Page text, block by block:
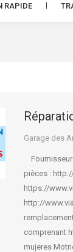
RAPIDE
Garage des
pièces :
https://
http://
comprenant
mujeres